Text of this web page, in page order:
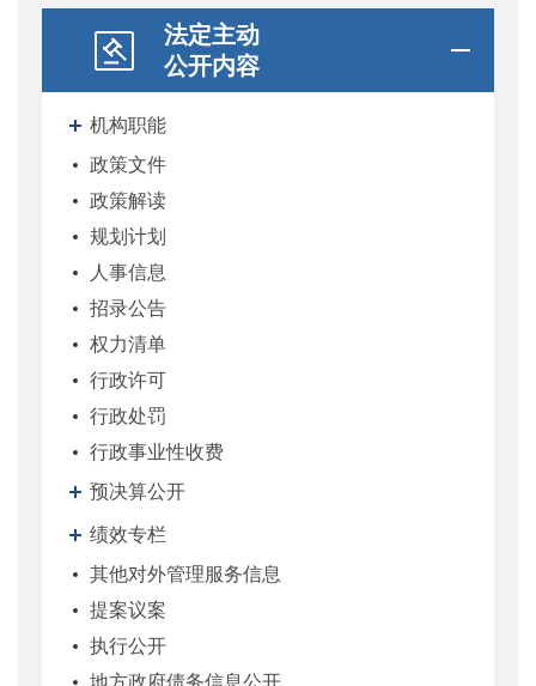
法定主动
公开内容
机构职能
政策文件
政策解读
规划计划
人事信息
招录公告
权力清单
行政许可
行政处罚
行政事业性收费
预决算公开
绩效专栏
其他对外管理服务信息
提案议案
执行公开
地方政府债务信息公开